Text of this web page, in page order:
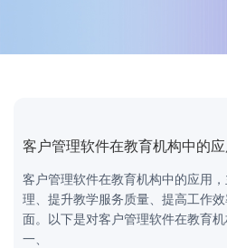
客户管理软件在教育机构中的
客户管理软件在教育机构中的应用
理、提升教学服务质量、提高工作
面。以下是对客户管理软件在教育
一、